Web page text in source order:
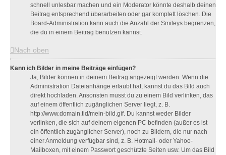
schnell unlesbar machen und ein Moderator könnte deshalb deinen
Beitrag entsprechend überarbeiten oder gar komplett löschen. Die
Board-Administration kann auch die Anzahl der Smileys begrenzen,
die du in einem Beitrag benutzen kannst.
Nach oben
Kann ich Bilder in meine Beiträge einfügen?
Ja, Bilder können in deinem Beitrag angezeigt werden. Wenn die
Administration Dateianhänge erlaubt hat, kannst du das Bild auch
direkt hochladen. Ansonsten musst du zu einem Bild verlinken, das
auf einem öffentlich zugänglichen Server liegt, z. B.
http://www.domain.tld/mein-bild.gif. Du kannst weder Bilder
verlinken, die sich auf deinem eigenen PC befinden (außer es ist
ein öffentlich zugänglicher Server), noch zu Bildern, die nur nach
einer Anmeldung verfügbar sind, z. B. Hotmail- oder Yahoo-
Mailboxen, mit einem Passwort geschützte Seiten usw. Um das Bild